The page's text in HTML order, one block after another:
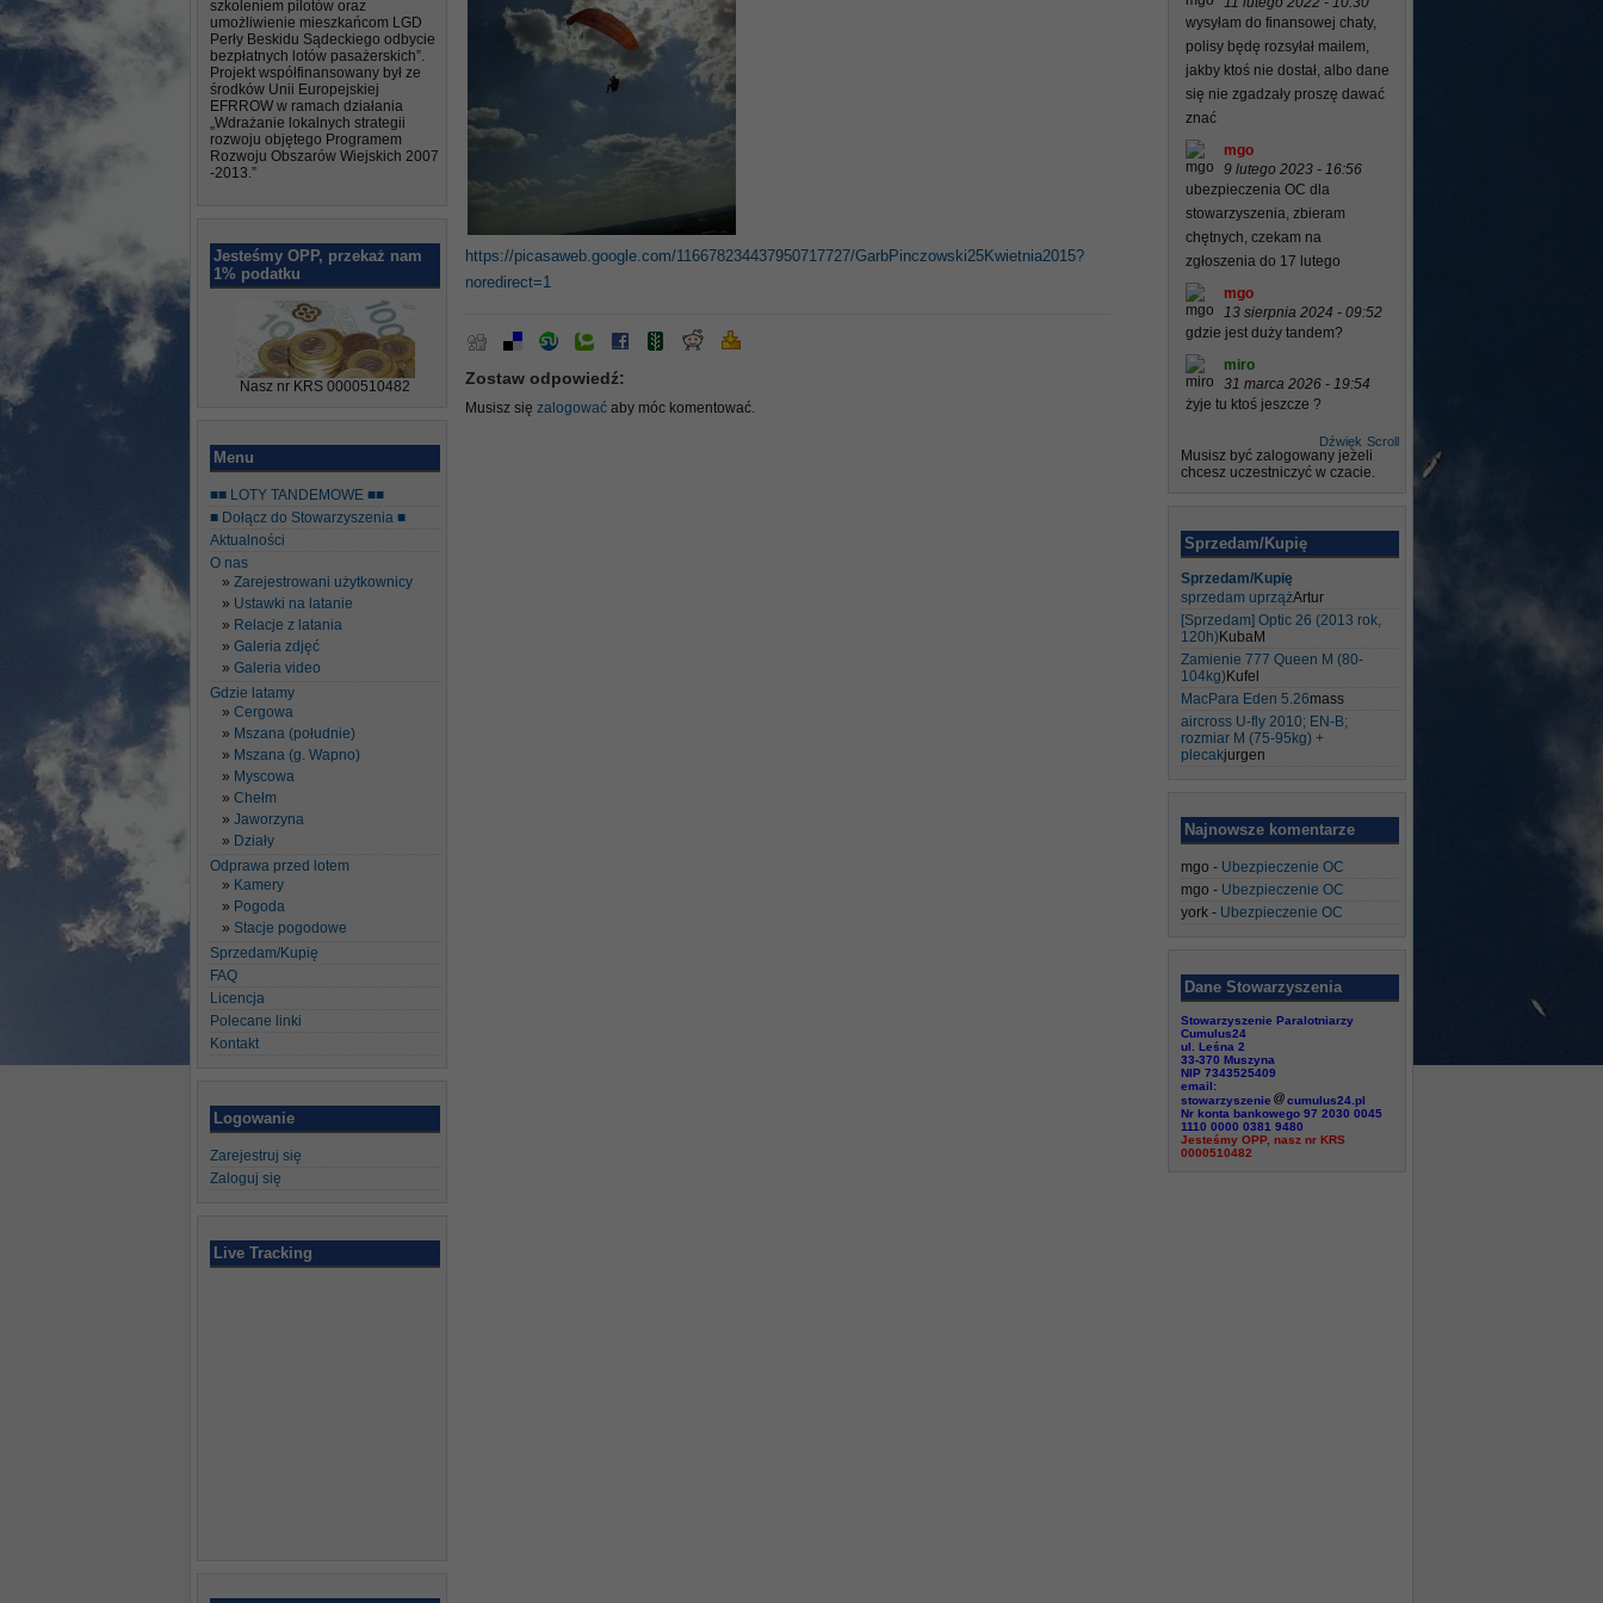
szkoleniem pilotów oraz
umożliwienie mieszkańcom LGD
Perły Beskidu Sądeckiego odbycie
bezpłatnych lotów pasażerskich”.
Projekt współfinansowany był ze
środków Unii Europejskiej
EFRROW w ramach działania
„Wdrażanie lokalnych strategii
rozwoju objętego Programem
Rozwoju Obszarów Wiejskich 2007
-2013.”
Jesteśmy OPP, przekaż nam
1% podatku
Nasz nr KRS 0000510482
Menu
■■ LOTY TANDEMOWE ■■
■ Dołącz do Stowarzyszenia ■
Aktualności
O nas
Zarejestrowani użytkownicy
Ustawki na latanie
Relacje z latania
Galeria zdjęć
Galeria video
Gdzie latamy
Cergowa
Mszana (południe)
Mszana (g. Wapno)
Myscowa
Chełm
Jaworzyna
Działy
Odprawa przed lotem
Kamery
Pogoda
Stacje pogodowe
Sprzedam/Kupię
FAQ
Licencja
Polecane linki
Kontakt
Logowanie
Zarejestruj się
Zaloguj się
Live Tracking
https://picasaweb.google.com/116678234437950717727/GarbPinczowski25Kwietnia2015?
noredirect=1
Zostaw odpowiedź:
Musisz się zalogować aby móc komentować.
wysyłam do finansowej chaty,
polisy będę rozsyłał mailem,
jakby ktoś nie dostał, albo dane
się nie zgadzały proszę dawać
znać
mgo
9 lutego 2023 - 16:56
ubezpieczenia OC dla
stowarzyszenia, zbieram
chętnych, czekam na
zgłoszenia do 17 lutego
mgo
13 sierpnia 2024 - 09:52
gdzie jest duży tandem?
miro
31 marca 2026 - 19:54
żyje tu ktoś jeszcze ?
Scroll
Dźwięk
Musisz być zalogowany jeżeli
chcesz uczestniczyć w czacie.
Sprzedam/Kupię
Sprzedam/Kupię
sprzedam uprzążArtur
[Sprzedam] Optic 26 (2013 rok,
120h) KubaM
Zamienie 777 Queen M (80-
104kg) Kufel
MacPara Eden 5.26mass
aircross U-fly 2010; EN-B;
rozmiar M (75-95kg) +
plecakjurgen
Najnowsze komentarze
mgo - Ubezpieczenie OC
mgo - Ubezpieczenie OC
york - Ubezpieczenie OC
Dane Stowarzyszenia
Stowarzyszenie Paralotniarzy
Cumulus24
ul. Leśna 2
33-370 Muszyna
NIP 7343525409
email:
stowarzyszenie
cumulus24.pl
Nr konta bankowego 97 2030 0045
1110 0000 0381 9480
Jesteśmy OPP, nasz nr KRS
0000510482